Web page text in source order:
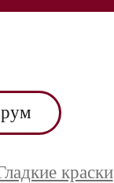
краски